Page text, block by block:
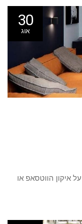
30
אוג
איקון הווטסאפ או